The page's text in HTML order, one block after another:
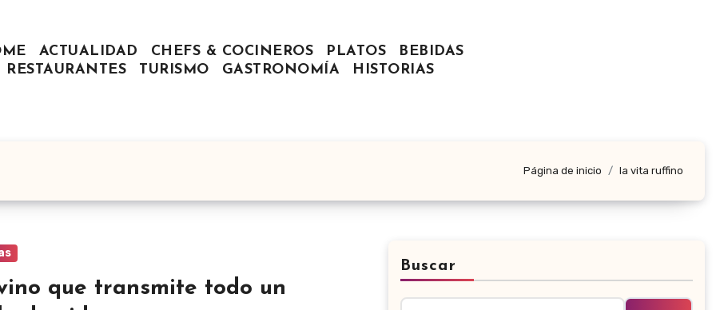
ACTUALIDAD CHEFS & COCINEROS PLATOS
BEBIDAS
RESTAURANTES
TURISMO GASTRONOMÍA HISTORIAS
Página de inicio la vita ruffino
que transmite todo un
Buscar